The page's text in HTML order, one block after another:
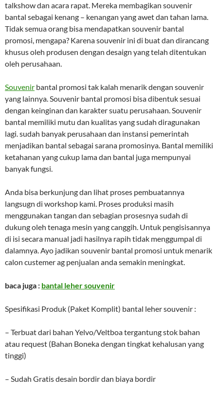
talkshow dan acara rapat. Mereka membagikan souvenir
bantal sebagai kenang – kenangan yang awet dan tahan lama.
Tidak semua orang bisa mendapatkan souvenir bantal
promosi, mengapa? Karena souvenir ini di buat dan dirancang
khusus oleh produsen dengan desaign yang telah ditentukan
oleh perusahaan.
Souvenir bantal promosi tak kalah menarik dengan souvenir
yang lainnya. Souvenir bantal promosi bisa dibentuk sesuai
dengan keinginan dan karakter suatu perusahaan. Souvenir
bantal memiliki mutu dan kualitas yang sudah diragunakan
lagi. sudah banyak perusahaan dan instansi pemerintah
menjadikan bantal sebagai sarana promosinya. Bantal memiliki
ketahanan yang cukup lama dan bantal juga mempunyai
banyak fungsi.
Anda bisa berkunjung dan lihat proses pembuatannya
langsugn di workshop kami. Proses produksi masih
menggunakan tangan dan sebagian prosesnya sudah di
dukung oleh tenaga mesin yang canggih. Untuk pengisisannya
di isi secara manual jadi hasilnya rapih tidak menggumpal di
dalamnya. Ayo jadikan souvenir bantal promosi untuk menarik
calon custemer ag penjualan anda semakin meningkat.
baca juga : bantal leher souvenir
Spesifikasi Produk (Paket Komplit) bantal leher souvenir :
– Terbuat dari bahan Yelvo/Veltboa tergantung stok bahan
atau request (Bahan Boneka dengan tingkat kehalusan yang
tinggi)
– Sudah Gratis desain bordir dan biaya bordir